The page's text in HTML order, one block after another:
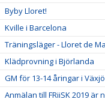
Byby Lloret!
Kville i Barcelona
Träningsläger - Lloret de
Klädprovning i Björlanda
GM för 13-14 åringar i Växjö
Anmälan till FRiiSK 2019 är